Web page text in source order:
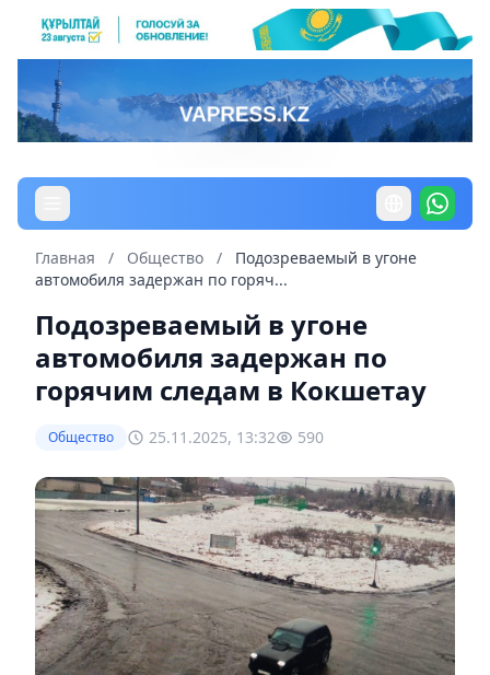
Главная / Общество /
Подозреваемый в угоне
автомобиля задержан по горяч...
Подозреваемый в угоне
автомобиля задержан по
горячим следам в Кокшетау
Общество 25.11.2025, 13:32 590